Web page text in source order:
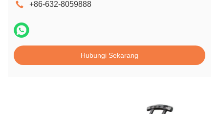
+86-632-8059888
Hubungi Sekarang